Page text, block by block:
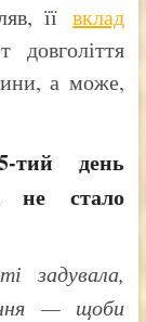
їївклад
а може,
день
не стало
задувала,
— щоби